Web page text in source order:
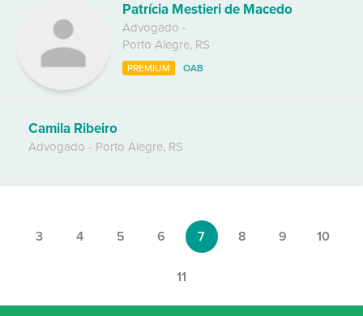
Patrícia Mestieri de Macedo
Advogado -
Porto Alegre, RS
PREMIUM OAB
Camila Ribeiro
Advogado - Porto Alegre, RS
3 4 5 6 7 8 9 10
11